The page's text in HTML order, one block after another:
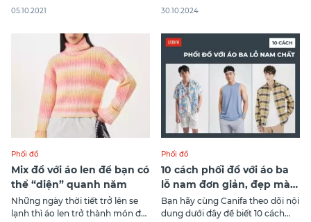
bạn nam bắt đầu tìm mua cho
05.10.2021
đồ thời trang khi muốn tạo ra
này không chỉ mang lại vẻ đẹp
tươi mới mà còn rất dễ kết hợp
với nhiều gam màu khác. Trong
30.10.2024
Phối đồ
Mix đồ với áo len để bạn có
thể “diện” quanh năm
Những ngày thời tiết trở lên se
lạnh thì áo len trở thành món đồ
Phối đồ
10 cách phối đồ với áo ba
lỗ nam đơn giản, đẹp mà
chất
Bạn hãy cùng Canifa theo dõi nội
dung dưới đây để biết 10 cách